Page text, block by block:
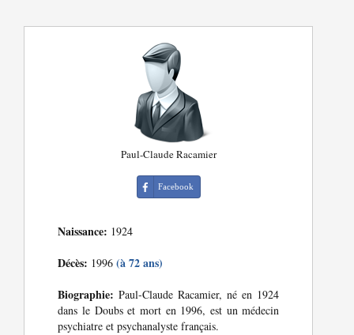
Paul-Claude Racamier
Facebook
Naissance: 1924
Décès: 1996(à 72 ans)
Biographie: Paul-Claude Racamier, né en 1924
dans le Doubs et mort en 1996, est un médecin
psychiatre et psychanalyste français.